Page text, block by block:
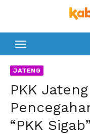
content
JATENG
PKK
“PKK Sigab”